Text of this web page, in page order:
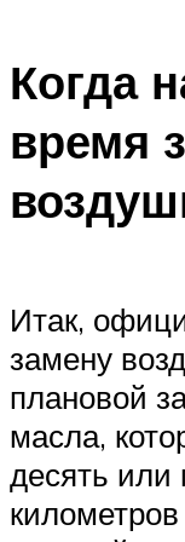
Когда
время
Итак,
замену
плановой
масла,
десять или